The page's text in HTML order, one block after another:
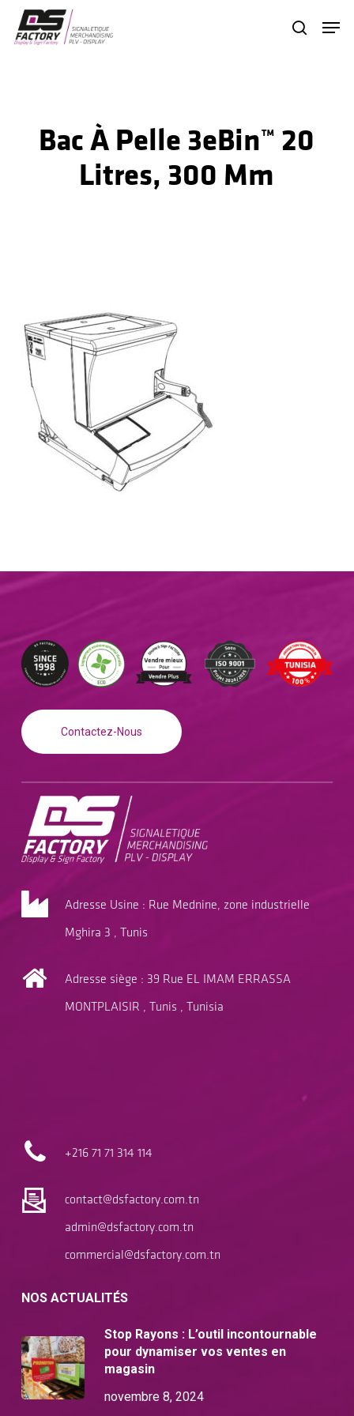
search
Bac À Pelle 3eBin™ 20
Litres, 300 Mm
Contactez-Nous
Adresse Usine : Rue Mednine, zone industrielle
Mghira 3 , Tunis
Adresse siège : 39 Rue EL IMAM ERRASSA
MONTPLAISIR , Tunis , Tunisia
+216 7171 314 114
contact@dsfactory.com.tn
admin@dsfactory.com.tn
commercial@dsfactory.com.tn
NOS ACTUALITÉS
Stop Rayons : L’outil incontournable
pour dynamiser vos ventes en
magasin
novembre 8, 2024